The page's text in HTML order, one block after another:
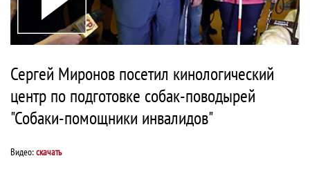
Сергей Миронов посетил кинологический
центр по подготовке собак-поводырей
"Собаки-помощники инвалидов"
Видео:скачать